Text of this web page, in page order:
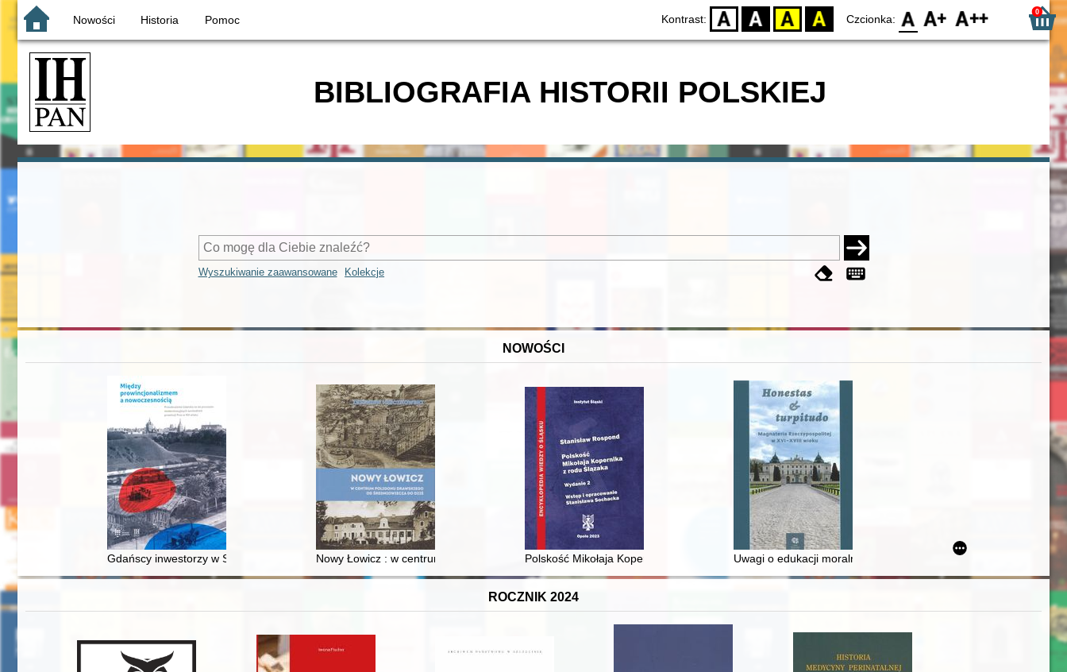
Nowości Historia Pomoc Kontrast: D BW YB BY Czcionka: F0 F1 F2 0
BIBLIOGRAFIA HISTORII POLSKIEJ
Wyszukiwanie zaawansowane Kolekcje
NOWOŚCI
Gdańscy inwestorzy w Sopocie : prestiż finansowy i towarzyski lokalnego mieszczaństwa w 2. poł. XIX w
Nowy Łowicz : w centrum poligonu drawskiego od średniowiecza do dziś
Polskość Mikołaja Kopernika z rodu ŚlązakaUwagi o edukacji moralnej synów szlacheckich w XVI-wiecznej
ROCZNIK 2024